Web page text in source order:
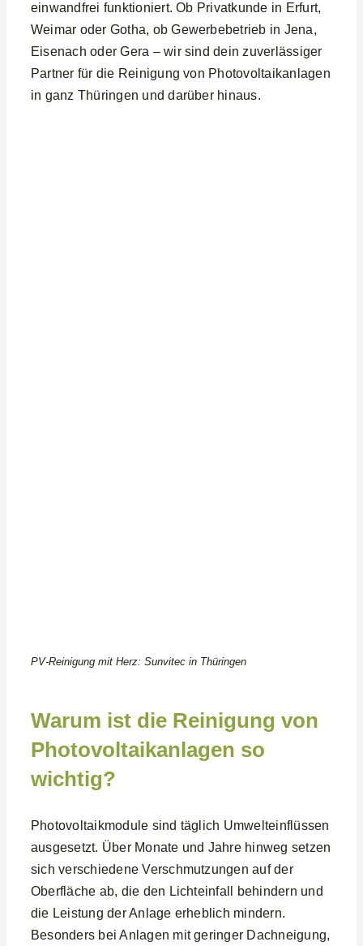
einwandfrei funktioniert. Ob Privatkunde in Erfurt,
Weimar oder Gotha, ob Gewerbebetrieb in Jena,
Eisenach oder Gera – wir sind dein zuverlässiger
Partner für die Reinigung von Photovoltaikanlagen
in ganz Thüringen und darüber hinaus.
Warum ist die Reinigung von
Photovoltaikanlagen so
wichtig?
Photovoltaikmodule sind täglich Umwelteinflüssen
ausgesetzt. Über Monate und Jahre hinweg setzen
sich verschiedene Verschmutzungen auf der
Oberfläche ab, die den Lichteinfall behindern und
die Leistung der Anlage erheblich mindern.
Besonders bei Anlagen mit geringer Dachneigung,
PV-Reinigung mit Herz: Sunvitec in Thüringen